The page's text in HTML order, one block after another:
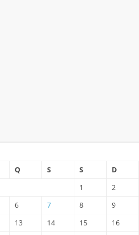
Q S S
D
1
2
6 7 8
9
13 14 15
16